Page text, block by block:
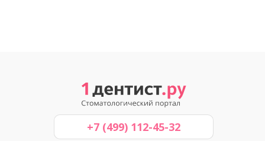
+7 (499) 112-45-32